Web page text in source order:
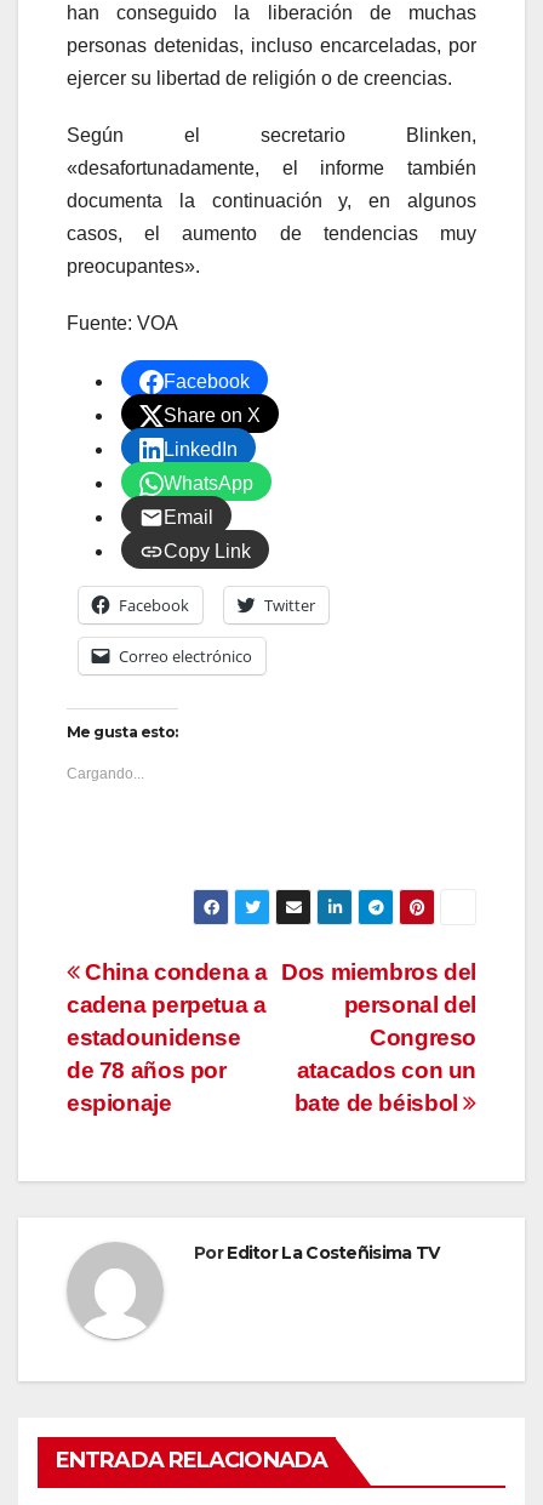
han conseguido la liberación de muchas
personas detenidas, incluso encarceladas, por
ejercer su libertad de religión o de creencias.
Según el secretario Blinken,
«desafortunadamente, el informe también
documenta la continuación y, en algunos
casos, el aumento de tendencias muy
preocupantes».
Fuente: VOA
Facebook
Share on X
LinkedIn
WhatsApp
Email
Copy Link
Facebook Twitter
Correo electrónico
Me gusta esto:
Cargando...
Navegación
de
entradas
Dos miembros del
personal del
Congreso
atacados con un
bate de béisbol
China condena a
cadena perpetua a
estadounidense
de 78 años por
espionaje
PorEditor La Costeñisima TV
ENTRADA RELACIONADA